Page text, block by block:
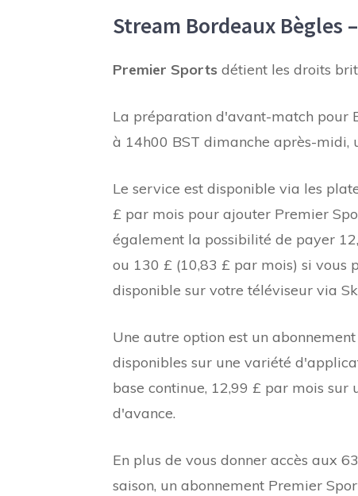
Stream Bordeaux Bègles
Premier Sports détient les droits
La préparation d'avant-match pour
à 14h00 BST dimanche après-midi,
Le service est disponible via les
£ par mois pour ajouter Premier
également la possibilité de payer
ou 130 £ (10,83 £ par mois) si vous
disponible sur votre téléviseur via
Une autre option est un
disponibles sur une variété
base continue, 12,99 £ par mois
d'avance.
En plus de vous donner accès aux
saison, un abonnement Premier